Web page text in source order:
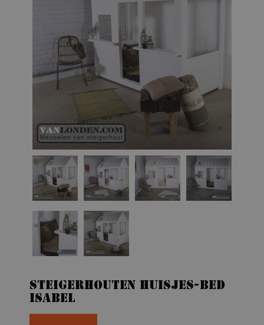
Steigerhouten huisjes-bed
Isabel